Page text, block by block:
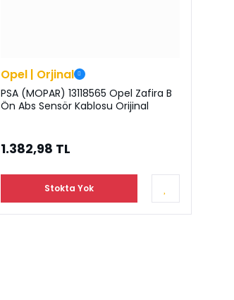
Opel | Orjinal
PSA (MOPAR) 13118565 Opel Zafira B
Ön Abs Sensör Kablosu Orijinal
1.382,98 TL
Stokta Yok